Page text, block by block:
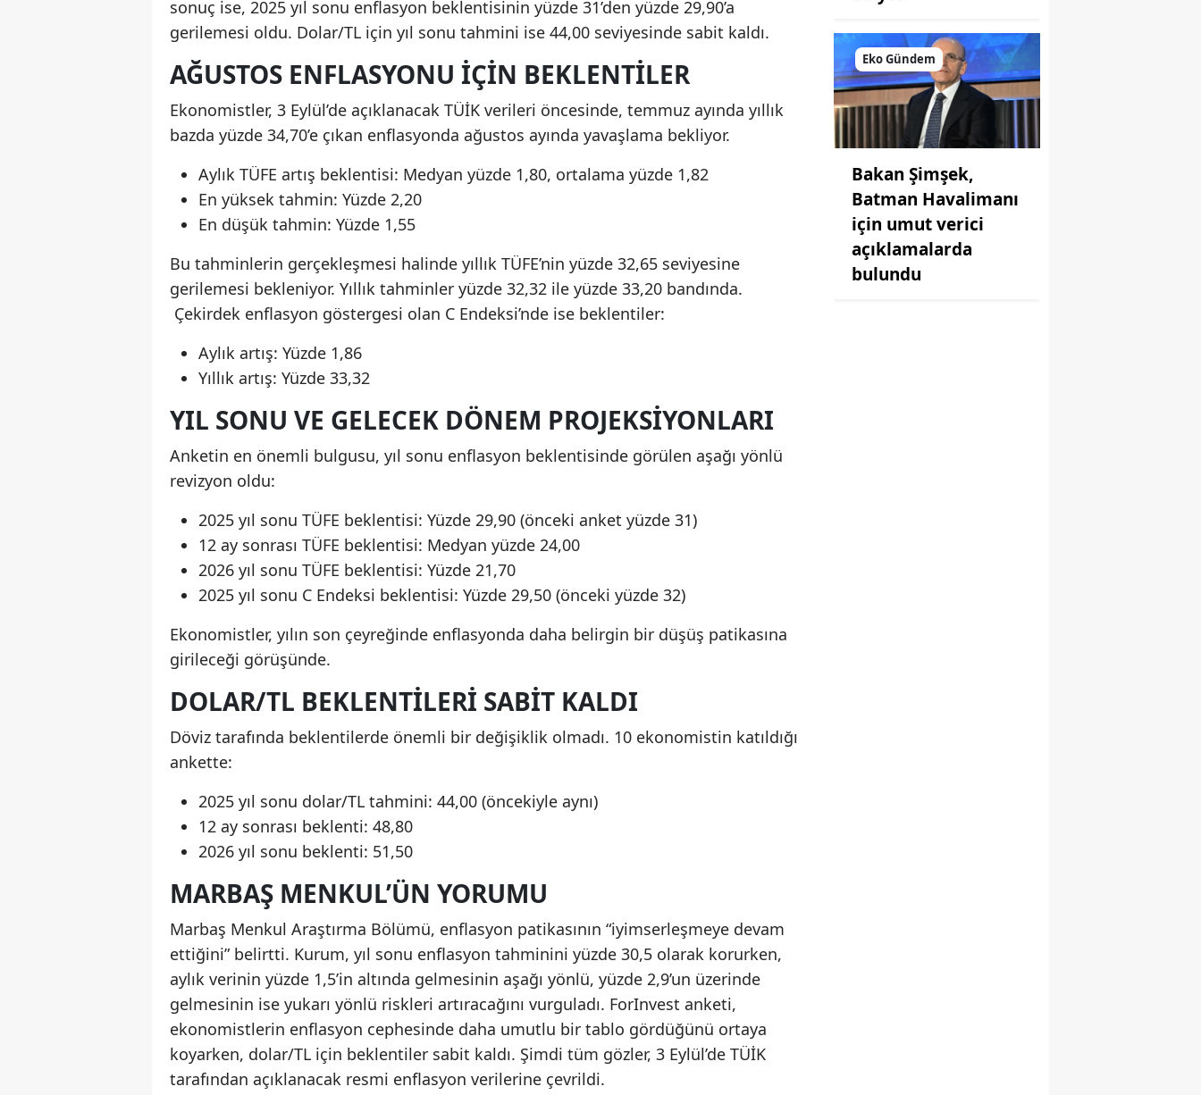
sonuç ise, 2025 yıl sonu enflasyon beklentisinin yüzde 31’den yüzde 29,90’a
gerilemesi oldu. Dolar/TL için yıl sonu tahmini ise 44,00 seviyesinde sabit kaldı.
AĞUSTOS ENFLASYONU İÇIN BEKLENTILER
Ekonomistler, 3 Eylül’de açıklanacak TÜİK verileri öncesinde, temmuz ayında yıllık
bazda yüzde 34,70’e çıkan enflasyonda ağustos ayında yavaşlama bekliyor.
Aylık TÜFE artış beklentisi: Medyan yüzde 1,80, ortalama yüzde 1,82
En yüksek tahmin: Yüzde 2,20
En düşük tahmin: Yüzde 1,55
Bu tahminlerin gerçekleşmesi halinde yıllık TÜFE’nin yüzde 32,65 seviyesine
gerilemesi bekleniyor. Yıllık tahminler yüzde 32,32 ile yüzde 33,20 bandında.
Çekirdek enflasyon göstergesi olan C Endeksi’nde ise beklentiler:
Aylık artış: Yüzde 1,86
Yıllık artış: Yüzde 33,32
YIL SONU VE GELECEK DÖNEM PROJEKSIYONLARI
Anketin en önemli bulgusu, yıl sonu enflasyon beklentisinde görülen aşağı yönlü
revizyon oldu:
2025 yıl sonu TÜFE beklentisi: Yüzde 29,90 (önceki anket yüzde 31)
12 ay sonrası TÜFE beklentisi: Medyan yüzde 24,00
2026 yıl sonu TÜFE beklentisi: Yüzde 21,70
2025 yıl sonu C Endeksi beklentisi: Yüzde 29,50 (önceki yüzde 32)
Ekonomistler, yılın son çeyreğinde enflasyonda daha belirgin bir düşüş patikasına
girileceği görüşünde.
DOLAR/TL BEKLENTILERI SABIT KALDI
Döviz tarafında beklentilerde önemli bir değişiklik olmadı. 10 ekonomistin katıldığı
ankette:
2025 yıl sonu dolar/TL tahmini: 44,00 (öncekiyle aynı)
12 ay sonrası beklenti: 48,80
2026 yıl sonu beklenti: 51,50
MARBAŞ MENKUL’ÜN YORUMU
Marbaş Menkul Araştırma Bölümü, enflasyon patikasının “iyimserleşmeye devam
ettiğini” belirtti. Kurum, yıl sonu enflasyon tahminini yüzde 30,5 olarak korurken,
aylık verinin yüzde 1,5’in altında gelmesinin aşağı yönlü, yüzde 2,9’un üzerinde
gelmesinin ise yukarı yönlü riskleri artıracağını vurguladı. ForInvest anketi,
ekonomistlerin enflasyon cephesinde daha umutlu bir tablo gördüğünü ortaya
koyarken, dolar/TL için beklentiler sabit kaldı. Şimdi tüm gözler, 3 Eylül’de TÜİK
tarafından açıklanacak resmi enflasyon verilerine çevrildi.
Eko Gündem
Bakan Şimşek,
Batman Havalimanı
için umut verici
açıklamalarda
bulundu